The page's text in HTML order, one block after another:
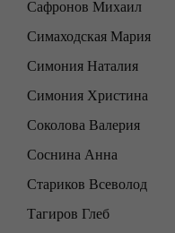
Сафронов Михаил
Симаходская Мария
Симония Наталия
Симония Христина
Соколова Валерия
Соснина Анна
Стариков Всеволод
Тагиров Глеб